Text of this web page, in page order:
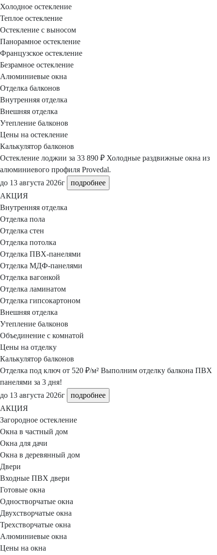
Холодное остекление
Теплое остекление
Остекление с выносом
Панорамное остекление
Французское остекление
Безрамное остекление
Алюминиевые окна
Отделка балконов
Внутренняя отделка
Внешняя отделка
Утепление балконов
Цены на остекление
Калькулятор балконов
Остекление лоджии за 33 890 ₽ Холодные раздвижные окна из
алюминиевого профиля Provedal.
до 13 августа 2026г
подробнее
АКЦИЯ
Внутренняя отделка
Отделка пола
Отделка стен
Отделка потолка
Отделка ПВХ-панелями
Отделка МДФ-панелями
Отделка вагонкой
Отделка ламинатом
Отделка гипсокартоном
Внешняя отделка
Утепление балконов
Объединение с комнатой
Цены на отделку
Калькулятор балконов
Отделка под ключ от 520 ₽/м² Выполним отделку балкона ПВХ
панелями за 3 дня!
до 13 августа 2026г
подробнее
АКЦИЯ
Загородное остекление
Окна в частный дом
Окна для дачи
Окна в деревянный дом
Двери
Входные ПВХ двери
Готовые окна
Одностворчатые окна
Двухстворчатые окна
Трехстворчатые окна
Алюминиевые окна
Цены на окна